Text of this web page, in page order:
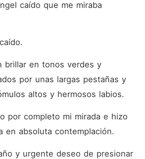
caído que me miraba
brillar en tonos verdes y
por unas largas pestañas y
altos y hermosos labios.
por completo mi mirada e hizo
en absoluta contemplación.
y urgente deseo de presionar